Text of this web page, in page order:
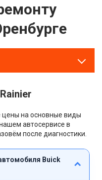
цены на основные виды
автосервисе в
после диагностики.
Buick